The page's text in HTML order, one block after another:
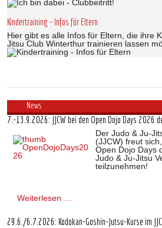
Kindertraining - Infos für Eltern
Hier gibt es alle Infos für Eltern, die ihre
Jitsu Club Winterthur trainieren lassen
News
7.-13.9.2026: JJCW bei den Open Dojo Days 2026
Der Judo & Ju-
(JJCW) freut
Open Dojo Days
Judo & Ju-Jitsu
teilzunehmen!
Weiterlesen …
29.6./6.7.2026: Kodokan-Goshin-Jutsu-Kurse im